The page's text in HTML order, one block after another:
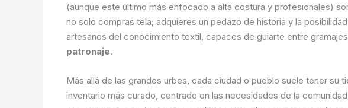
(aunque este último más enfocado a alta costura y profesionales)
no solo compras tela; adquieres un pedazo de historia y la
artesanos del conocimiento textil, capaces de guiarte entre
patronaje.
Más allá de las grandes urbes, cada ciudad o pueblo suele tener
inventario más curado, centrado en las necesidades de la